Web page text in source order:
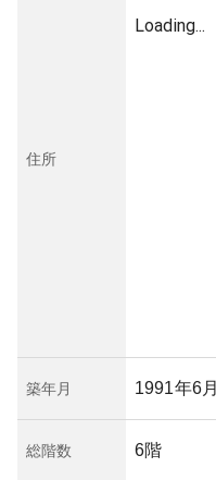
住所
Loading...
築年月 1991年6月
総階数 6階